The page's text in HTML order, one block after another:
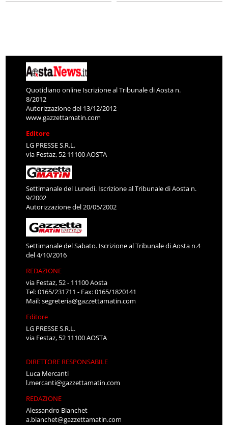
Quotidiano online Iscrizione al Tribunale di Aosta n.
8/2012
Autorizzazione del 13/12/2012
www.gazzettamatin.com
Editore
LG PRESSE S.R.L.
via Festaz, 52 11100 AOSTA
Settimanale del Lunedì. Iscrizione al Tribunale di Aosta n.
9/2002
Autorizzazione del 20/05/2002
Settimanale del Sabato. Iscrizione al Tribunale di Aosta n.4
del 4/10/2016
REDAZIONE
via Festaz, 52 - 11100 Aosta
Tel: 0165/231711 - Fax: 0165/1820141
Mail:segreteria@gazzettamatin.com
Editore
LG PRESSE S.R.L.
via Festaz, 52 11100 AOSTA
DIRETTORE RESPONSABILE
Luca Mercanti
l.mercanti@gazzettamatin.com
REDAZIONE
Alessandro Bianchet
a.bianchet@gazzettamatin.com